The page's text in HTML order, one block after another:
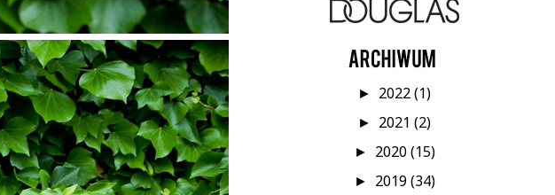
► 2022(1)
► 2021(2)
► 2020(15)
► 2019(34)